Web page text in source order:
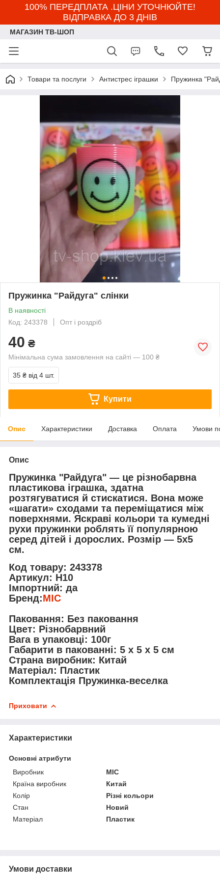
100% ПЕРЕДПЛАТА .ЦІНИ УТОЧНЮЙТЕ!
ВІДПРАВКА ДО 3 ДНІВ
МАГАЗИН ТВ-ШОП
Товари та послуги Антистрес іграшки Пружинка
Пружинка "Райдуга" слінки
В наявності
Код: 243378
Опт і роздріб
40 ₴
Мінімальна сума замовлення на сайті — 100 ₴
35 ₴ від 4 шт.
Купити
Опис Характеристики Доставка Оплата Умови
Опис
Пружинка "Райдуга" — це різнобарвна
пластикова іграшка, здатна
розтягуватися й стискатися. Вона може
«шагати» сходами та переміщатися між
поверхнями. Яскраві кольори та кумедні
рухи пружинки роблять її популярною
серед дітей і дорослих. Розмір — 5х5
см.
Код товару: 243378
Артикул: H10
Імпортний: да
Бренд:MIC
Паковання: Без паковання
Цвет: Різнобарвний
Вага в упаковці: 100г
Габарити в пакованні: 5 x 5 x 5 см
Страна виробник: Китай
Матеріал: Пластик
Комплектація Пружинка-веселка
Приховати
Характеристики
Основні атрибути
Виробник
MIC
Країна виробник
Китай
Колір
Різні кольори
Стан
Новий
Матеріал
Пластик
Умови доставки